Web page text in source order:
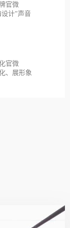
官微
计”声音
官微
、展形象